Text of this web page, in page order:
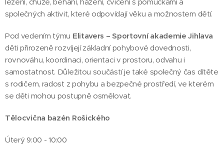
společných aktivit, které odpovídají věku a možnostem dětí.
Pod vedením týmu Elitavers – Sportovní akademie Jihlava
děti přirozeně rozvíjejí základní pohybové dovednosti,
rovnováhu, koordinaci, orientaci v prostoru, odvahu i
samostatnost. Důležitou součástí je také společný čas dítěte
s rodičem, radost z pohybu a bezpečné prostředí, ve kterém
se děti mohou postupně osmělovat.
Tělocvična bazén Rošického
Úterý 9:00 - 10:00